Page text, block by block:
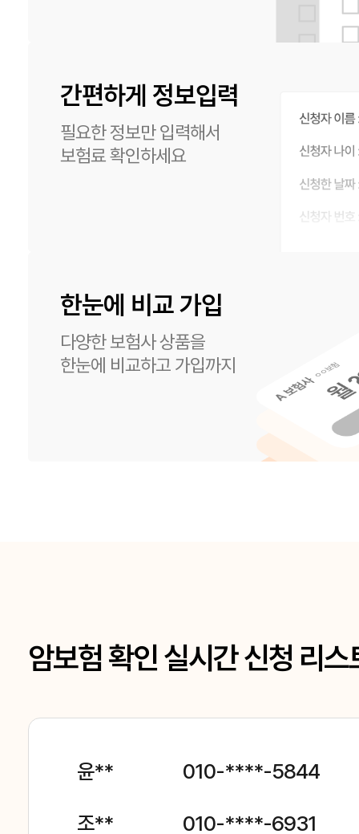
간편하게 정보입력
필요한 정보만 입력해서
보험료 확인하세요
한눈에 비교 가입
다양한 보험사 상품을
한눈에 비교하고 가입까지
암보험 확인 실시간 신청 리스
윤** 010-****-5844
조** 010-****-6931